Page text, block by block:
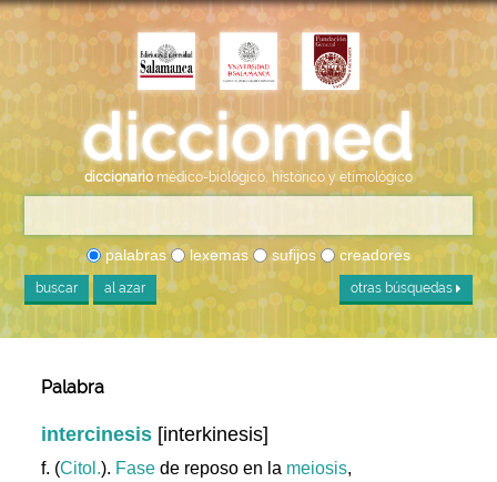
diccionario médico-biológico, histórico y etimológico
palabras lexemas sufijos creadores
buscar al azar otras búsquedas
Palabra
intercinesis [interkinesis]
f. (Citol.). Fase de reposo en la meiosis,